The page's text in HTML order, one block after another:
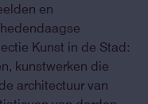
en
Kunst in de Stad:
kunstwerken die
architectuur van